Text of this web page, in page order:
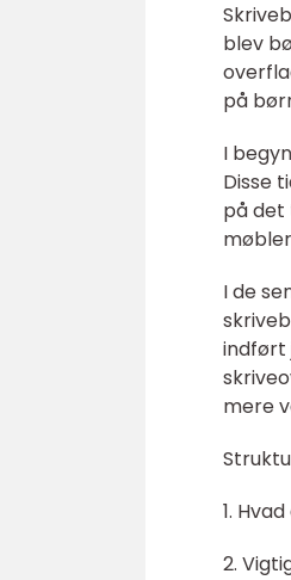
blev
på
I
Disse
på det
I de
indført
mere
1.
2.